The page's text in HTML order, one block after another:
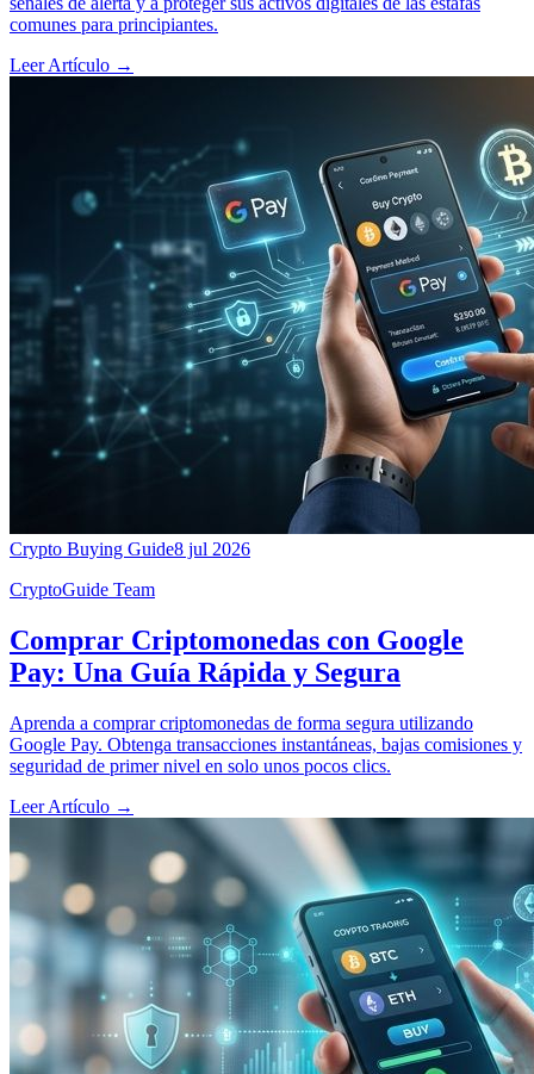
comunes para principiantes.
Leer Artículo →
Crypto Buying Guide8 jul 2026
CryptoGuide Team
Comprar Criptomonedas con Google
Pay: Una Guía Rápida y Segura
Aprenda a comprar criptomonedas de forma segura utilizando
Google Pay. Obtenga transacciones instantáneas, bajas comisiones y
seguridad de primer nivel en solo unos pocos clics.
Leer Artículo →